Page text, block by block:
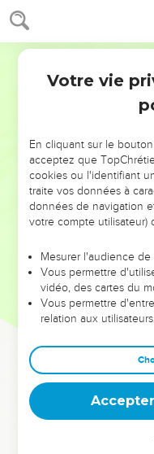
Ezéchiel 16
57 avant que ta
c’est le moment de
et des environs, des
autour te méprisent.
Tu dois supporter les
scandaleux et de tes
l'Eternel.
» En effet, voici ce
envers toi comme tu as
engagement en violant
Quant à moi, je me
alliance éternelle.
Tu te souviendras de
sentiment d’humiliation
grandes comme les
mais pas sur la base de
J’établirai moi-même
reconnaîtras que je suis
Ainsi, quand je t’aurai
souviendras du passé,
Votre vie
En cliquant sur le
acceptez que
cookies ou l'identifiant
traite vos données à
données de navigation
votre compte utilisateur)
Mesurer l'audience
Vous permettre
vidéo, des cartes du
Vous permettre
relation aux utilisateurs.